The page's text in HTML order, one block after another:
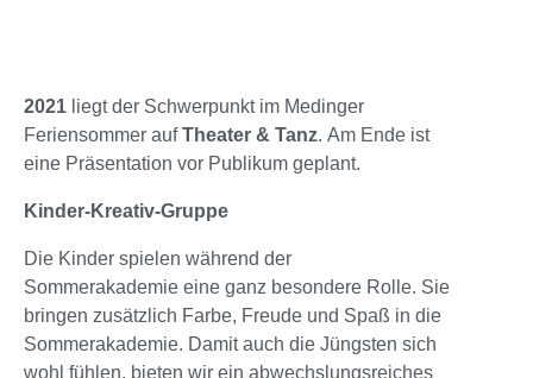
2021 liegt der Schwerpunkt im Medinger
Feriensommer aufTheater & Tanz. Am Ende ist
eine Präsentation vor Publikum geplant.
Kinder-Kreativ-Gruppe
Die Kinder spielen während der
Sommerakademie eine ganz besondere Rolle. Sie
bringen zusätzlich Farbe, Freude und Spaß in die
Sommerakademie. Damit auch die Jüngsten sich
wohl fühlen, bieten wir ein abwechslungsreiches